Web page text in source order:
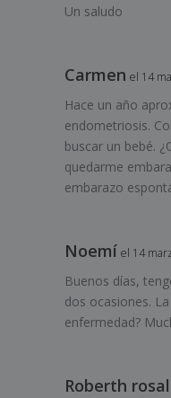
Un saludo
Carmen el 14
Hace un año
endometriosis.
buscar un bebé.
quedarme
embarazo
Noemí el 14
Buenos días,
dos ocasiones.
enfermedad?
Roberth